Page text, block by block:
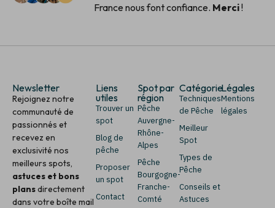
France nous font confiance. Merci!
Newsletter
Rejoignez notre
communauté de
passionnés et
recevez en
exclusivité nos
meilleurs spots,
astuces et bons
plansdirectement
dans votre boîte mail
Liens
utiles
Trouver un
spot
Blog de
pêche
Proposer
un spot
Contact
Spot par
région
Pêche
Auvergne-
Rhône-
Alpes
Pêche
Bourgogne-
Franche-
Comté
Catégorie
Techniques
de Pêche
Meilleur
Spot
Types de
Pêche
Conseils et
Astuces
Légales
Mentions
légales